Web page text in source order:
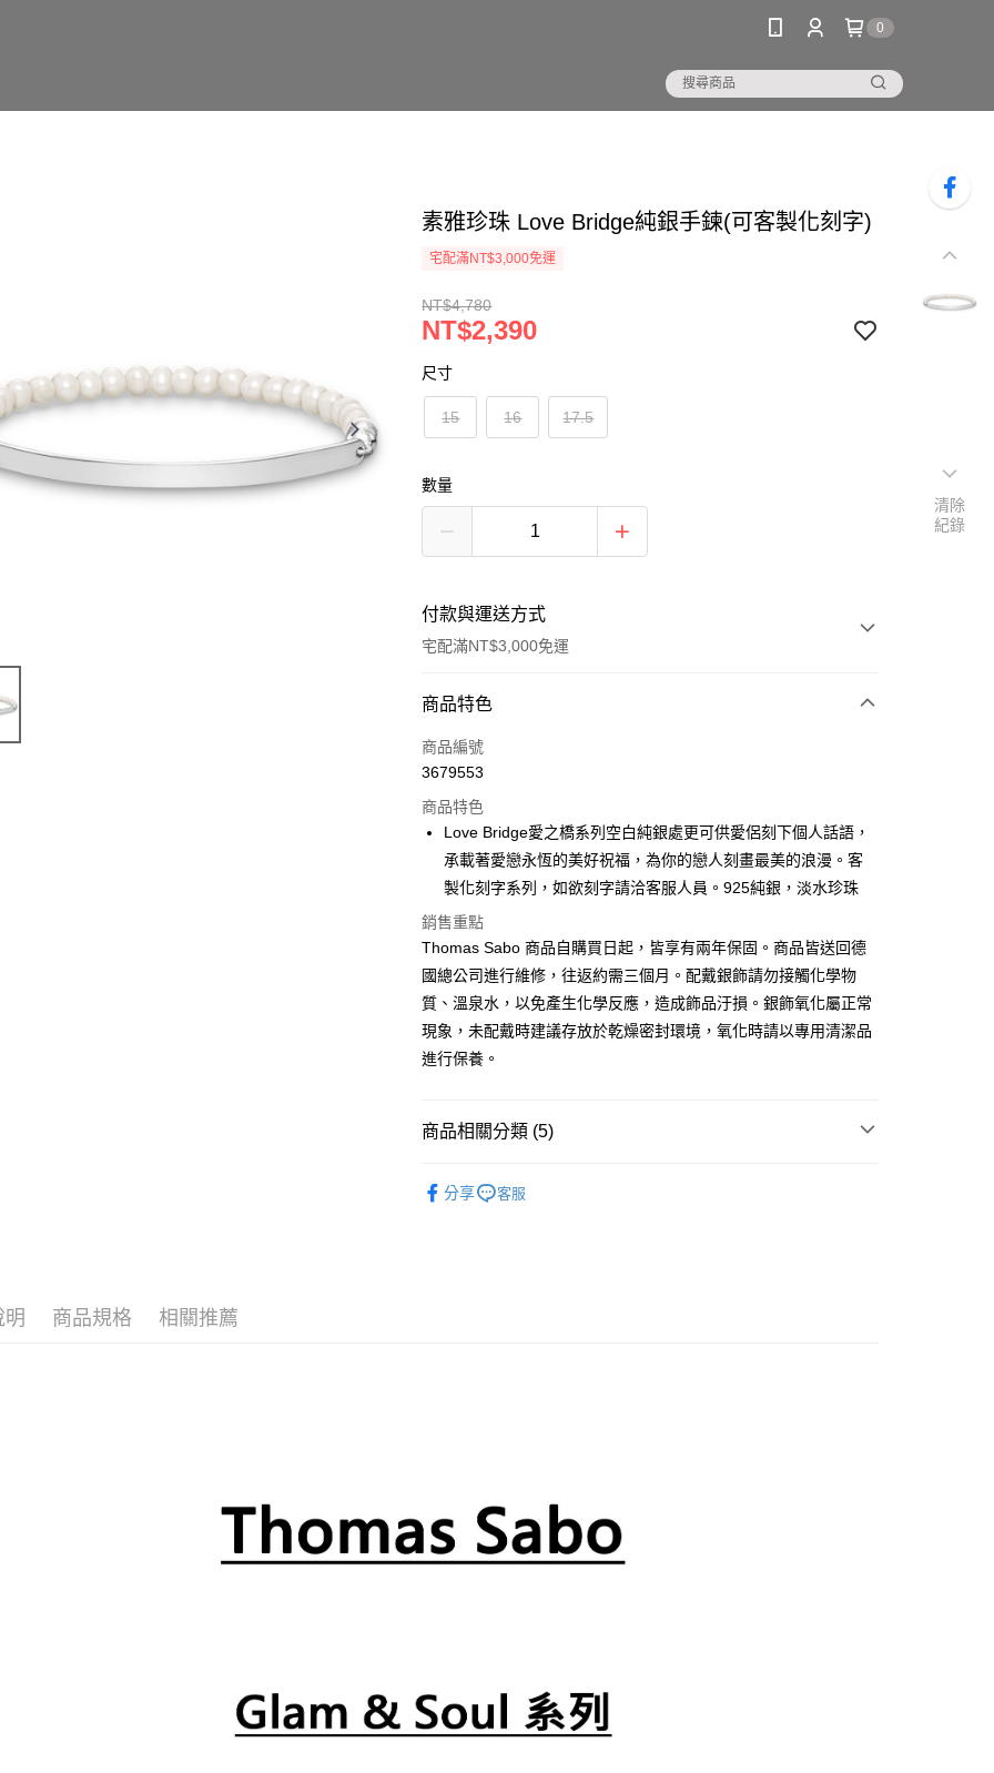
0
素雅珍珠 Love Bridge純銀手鍊(可客製化刻字)
宅配滿NT$3,000免運
NT$4,780
NT$2,390
尺寸
15 16 17.5
數量
付款與運送方式
宅配滿NT$3,000免運
付款方式
信用卡一次付款
Apple Pay
街口支付
運送方式
黑貓宅急便
每筆NT$100，滿NT$3,000(含以上)免運費
商品特色
商品編號
3679553
商品特色
Love Bridge愛之橋系列空白純銀處更可供愛侶刻下個人話語，
承載著愛戀永恆的美好祝福，為你的戀人刻畫最美的浪漫。客
製化刻字系列，如欲刻字請洽客服人員。925純銀，淡水珍珠
銷售重點
Thomas Sabo 商品自購買日起，皆享有兩年保固。商品皆送回德
國總公司進行維修，往返約需三個月。配戴銀飾請勿接觸化學物
質、溫泉水，以免產生化學反應，造成飾品汙損。銀飾氧化屬正常
現象，未配戴時建議存放於乾燥密封環境，氧化時請以專用清潔品
進行保養。
商品相關分類 (5)
分享 客服
明 商品規格 相關推薦
清除
紀錄